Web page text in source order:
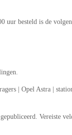
uur besteld is de
| Opel Astra |
Vereiste